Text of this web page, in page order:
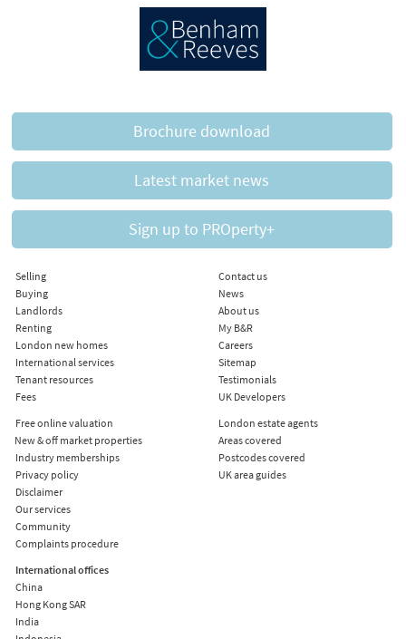
Brochure download
Latest market news
Sign up to PROperty+
Selling
Buying
Landlords
Renting
London new homes
International services
Tenant resources
Fees
Free online valuation
New & off market properties
Industry memberships
Privacy policy
Disclaimer
Our services
Community
Complaints procedure
Contact us
News
About us
My B&R
Careers
Sitemap
Testimonials
UK Developers
London estate agents
Areas covered
Postcodes covered
UK area guides
International offices
China
Hong Kong SAR
India